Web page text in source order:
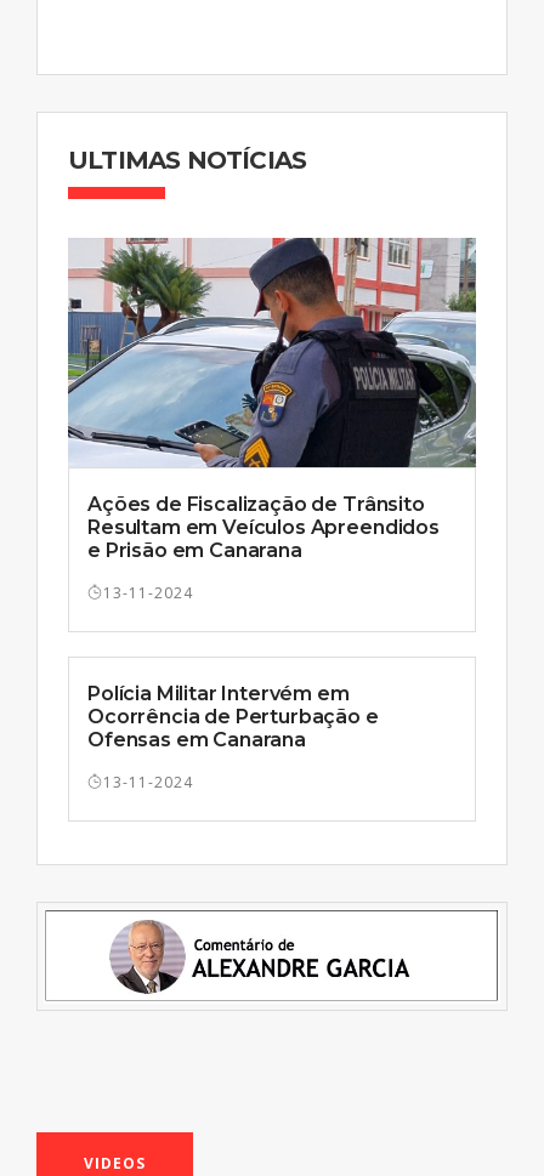
ULTIMAS NOTÍCIAS
Ações de Fiscalização de Trânsito
Resultam em Veículos Apreendidos
e Prisão em Canarana
13-11-2024
Polícia Militar Intervém em
Ocorrência de Perturbação e
Ofensas em Canarana
13-11-2024
VIDEOS